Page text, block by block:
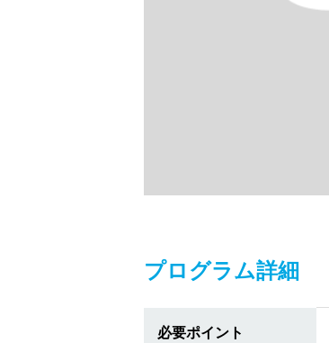
プログラム詳細
必要ポイント